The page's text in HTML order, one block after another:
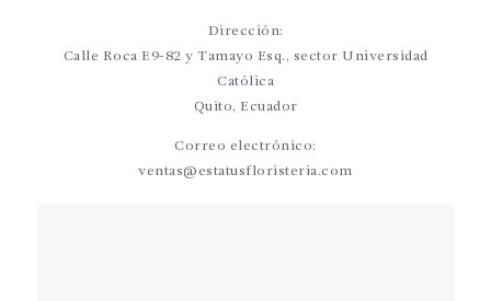
Dirección:
Calle Roca E9-82 y Tamayo Esq., sector Universidad
Católica
Quito, Ecuador
Correo electrónico:
ventas@estatusfloristeria.com